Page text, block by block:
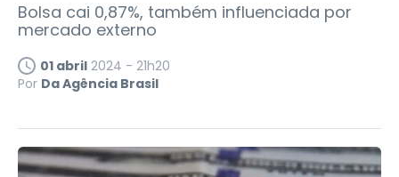
Bolsa cai 0,87%, também influenciada por
mercado externo
01 abril 2024 - 21h20
Por Da Agência Brasil